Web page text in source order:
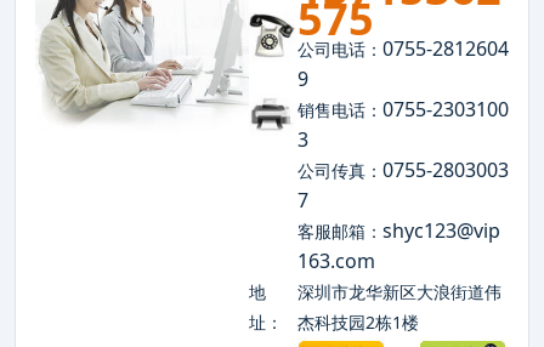
575
公司电话： 0755-2812604
9
销售电话： 0755-2303100
3
公司传真： 0755-2803003
7
客服邮箱： shyc123@vip
163.com
地
址：
深圳市龙华新区大浪街道伟
杰科技园2栋1楼